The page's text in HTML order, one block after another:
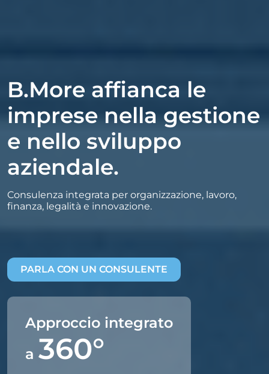
B.More affianca le
imprese nella gestione
e nello sviluppo
aziendale.
Consulenza integrata per organizzazione, lavoro,
finanza, legalità e innovazione.
PARLA CON UN CONSULENTE
Approccio integrato
a 360°